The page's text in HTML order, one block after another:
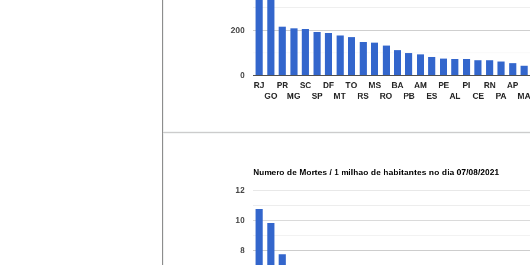
RJ
GO
PR
MG
SC
SP
DF
MT
TO
RS
MS
RO
BA
PB
AM
ES
PE
AL
PI
CE
RN
PA
AP
0
200
Numero de Mortes / 1 milhao de habitantes no dia 07/08/2021
8
10
12